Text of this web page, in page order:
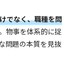
でなく、職種を問
物事を体系的に捉
問題の本質を見抜